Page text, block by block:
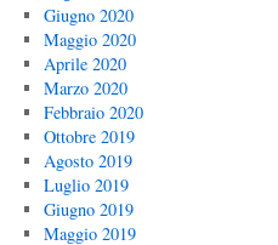
Giugno 2020
Maggio 2020
Aprile 2020
Marzo 2020
Febbraio 2020
Ottobre 2019
Agosto 2019
Luglio 2019
Giugno 2019
Maggio 2019